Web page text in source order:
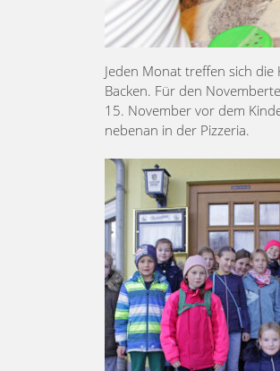
Jeden Monat treffen sich
Backen. Für den
15. November vor dem
nebenan in der Pizzeria.